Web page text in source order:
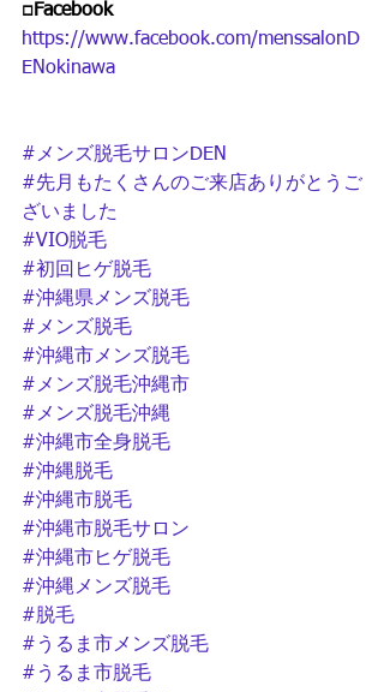
□Facebook
https://www.facebook.com/menssalonD
ENokinawa
#メンズ脱毛サロンDEN
#先月もたくさんのご来店ありがとうご
ざいました
#VIO脱毛
#初回ヒゲ脱毛
#沖縄県メンズ脱毛
#メンズ脱毛
#沖縄市メンズ脱毛
#メンズ脱毛沖縄市
#メンズ脱毛沖縄
#沖縄市全身脱毛
#沖縄脱毛
#沖縄市脱毛
#沖縄市脱毛サロン
#沖縄市ヒゲ脱毛
#沖縄メンズ脱毛
#脱毛
#うるま市メンズ脱毛
#うるま市脱毛